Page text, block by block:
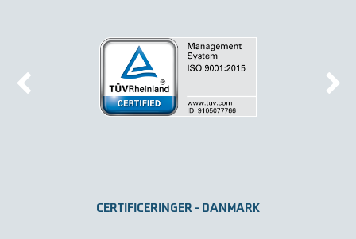
CERTIFICERINGER - DANMARK